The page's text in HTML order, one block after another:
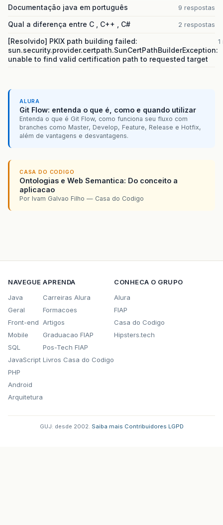
Documentação java em português 9 respostas
Qual a diferença entre C , C++ , C# 2 respostas
[Resolvido] PKIX path building failed:
sun.security.provider.certpath.SunCertPathBuilderException:
unable to find valid certification path to requested target
ALURA
Git Flow: entenda o que é, como e quando utilizar
Entenda o que é Git Flow, como funciona seu fluxo com
branches como Master, Develop, Feature, Release e Hotfix,
além de vantagens e desvantagens.
CASA DO CODIGO
Ontologias e Web Semantica: Do conceito a
aplicacao
Por Ivam Galvao Filho — Casa do Codigo
NAVEGUE
Java
Geral
Front-end
Mobile
SQL
JavaScript
PHP
Android
Arquitetura
APRENDA
Carreiras Alura
Formacoes
Artigos
Graduacao FIAP
Pos-Tech FIAP
Livros Casa do Codigo
CONHECA O GRUPO
Alura
FIAP
Casa do Codigo
Hipsters.tech
GUJ: desde 2002. Saiba mais Contribuidores LGPD